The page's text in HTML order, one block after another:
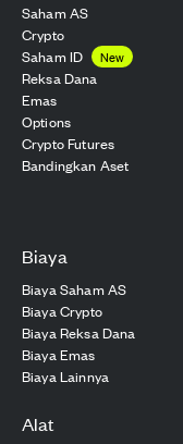
Saham AS
Crypto
Saham ID
New
Reksa Dana
Emas
Options
Crypto Futures
Bandingkan Aset
Biaya
Biaya Saham AS
Biaya Crypto
Biaya Reksa Dana
Biaya Emas
Biaya Lainnya
Alat